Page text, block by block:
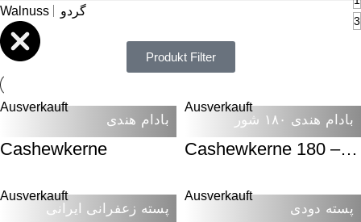
Walnuss گردو
3
Produkt Filter
Ausverkauft
بادام هندی
Cashewkerne
Ausverkauft
بادام هندی ۱۸۰ شور
Cashewkerne 180 –
Ausverkauft
پسته زعفرانی ایرانی
Ausverkauft
پسته دودی